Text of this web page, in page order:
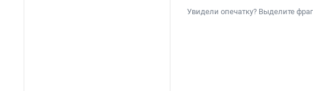
Увидели опечатку? Выделите